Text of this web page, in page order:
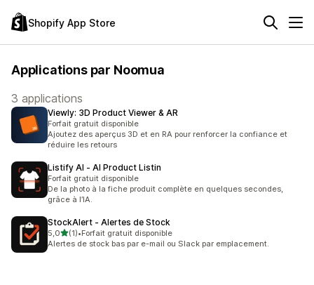
Shopify App Store
Applications par Noomua
3 applications
Viewly: 3D Product Viewer & AR
Forfait gratuit disponible
Ajoutez des aperçus 3D et en RA pour renforcer la confiance et
réduire les retours
Listify AI ‑ AI Product Listin
Forfait gratuit disponible
De la photo à la fiche produit complète en quelques secondes,
grâce à l’IA.
StockAlert ‑ Alertes de Stock
5,0étoile(s) sur 5
(1)
1 avis au total
•Forfait gratuit disponible
Alertes de stock bas par e-mail ou Slack par emplacement.